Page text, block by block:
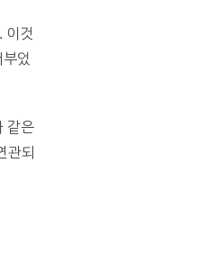
이것
었
같은
관되